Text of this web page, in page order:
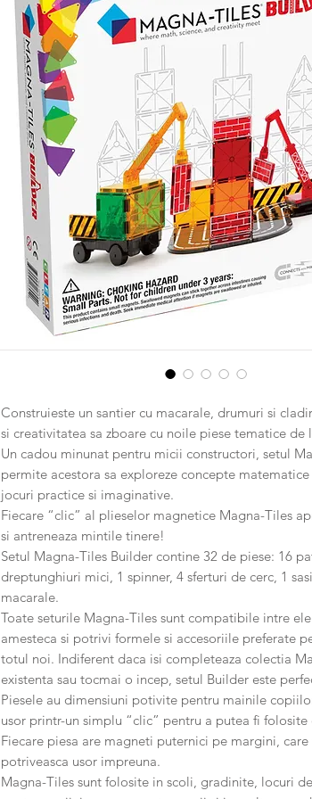
Construieste un santier cu macarale, drumuri si
si creativitatea sa zboare cu noile piese tematice de
Un cadou minunat pentru micii constructori, setul
permite acestora sa exploreze concepte
jocuri practice si imaginative.
Fiecare “clic” al plieselor magnetice Magna-Tiles
si antreneaza mintile tinere!
Setul Magna-Tiles Builder contine 32 de piese: 16
dreptunghiuri mici, 1 spinner, 4 sferturi de cerc, 1
macarale.
Toate seturile Magna-Tiles sunt compatibile intre
amesteca si potrivi formele si accesoriile preferate
totul noi. Indiferent daca isi completeaza colectia
existenta sau tocmai o incep, setul Builder este
Piesele au dimensiuni potivite pentru mainile
usor printr-un simplu “clic” pentru a putea fi folosite
Fiecare piesa are magneti puternici pe margini, care
potriveasca usor impreuna.
Magna-Tiles sunt folosite in scoli, gradinite, locuri